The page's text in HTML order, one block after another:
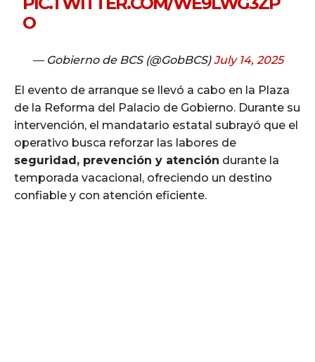
O
— Gobierno de BCS (@GobBCS)July 14, 2025
El evento de arranque se llevó a cabo en la Plaza
de la Reforma del Palacio de Gobierno. Durante su
intervención, el mandatario estatal subrayó que el
operativo busca reforzar las labores de
seguridad, prevención y atención durante la
temporada vacacional, ofreciendo un destino
confiable y con atención eficiente.